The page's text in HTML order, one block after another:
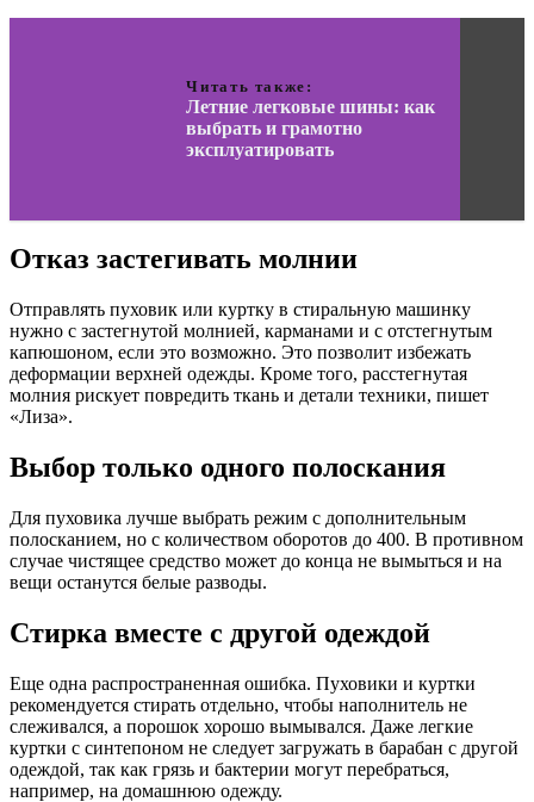
Читать также:
Летние легковые шины: как
выбрать и грамотно
эксплуатировать
Отказ застегивать молнии
Отправлять пуховик или куртку в стиральную машинку
нужно с застегнутой молнией, карманами и с отстегнутым
капюшоном, если это возможно. Это позволит избежать
деформации верхней одежды. Кроме того, расстегнутая
молния рискует повредить ткань и детали техники, пишет
«Лиза».
Выбор только одного полоскания
Для пуховика лучше выбрать режим с дополнительным
полосканием, но с количеством оборотов до 400. В противном
случае чистящее средство может до конца не вымыться и на
вещи останутся белые разводы.
Стирка вместе с другой одеждой
Еще одна распространенная ошибка. Пуховики и куртки
рекомендуется стирать отдельно, чтобы наполнитель не
слеживался, а порошок хорошо вымывался. Даже легкие
куртки с синтепоном не следует загружать в барабан с другой
одеждой, так как грязь и бактерии могут перебраться,
например, на домашнюю одежду.